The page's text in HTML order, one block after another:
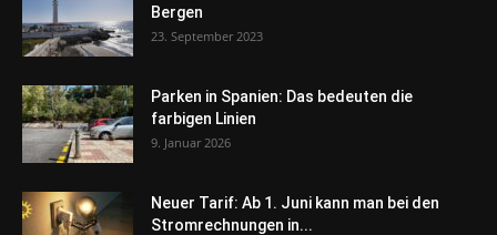
Bergen
23. September 2023
Parken in Spanien: Das bedeuten die
farbigen Linien
9. Januar 2026
Neuer Tarif: Ab 1. Juni kann man bei den
Stromrechnungen in...